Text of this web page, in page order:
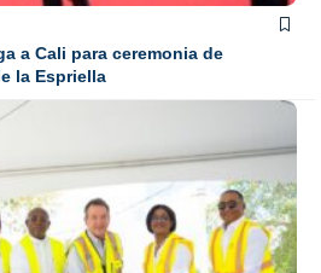
a Cali para ceremonia de
la Espriella